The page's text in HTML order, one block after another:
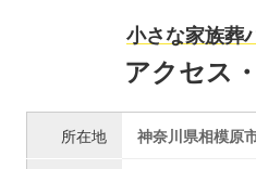
小さな家族葬
アクセス
所在地 神奈川県相模原